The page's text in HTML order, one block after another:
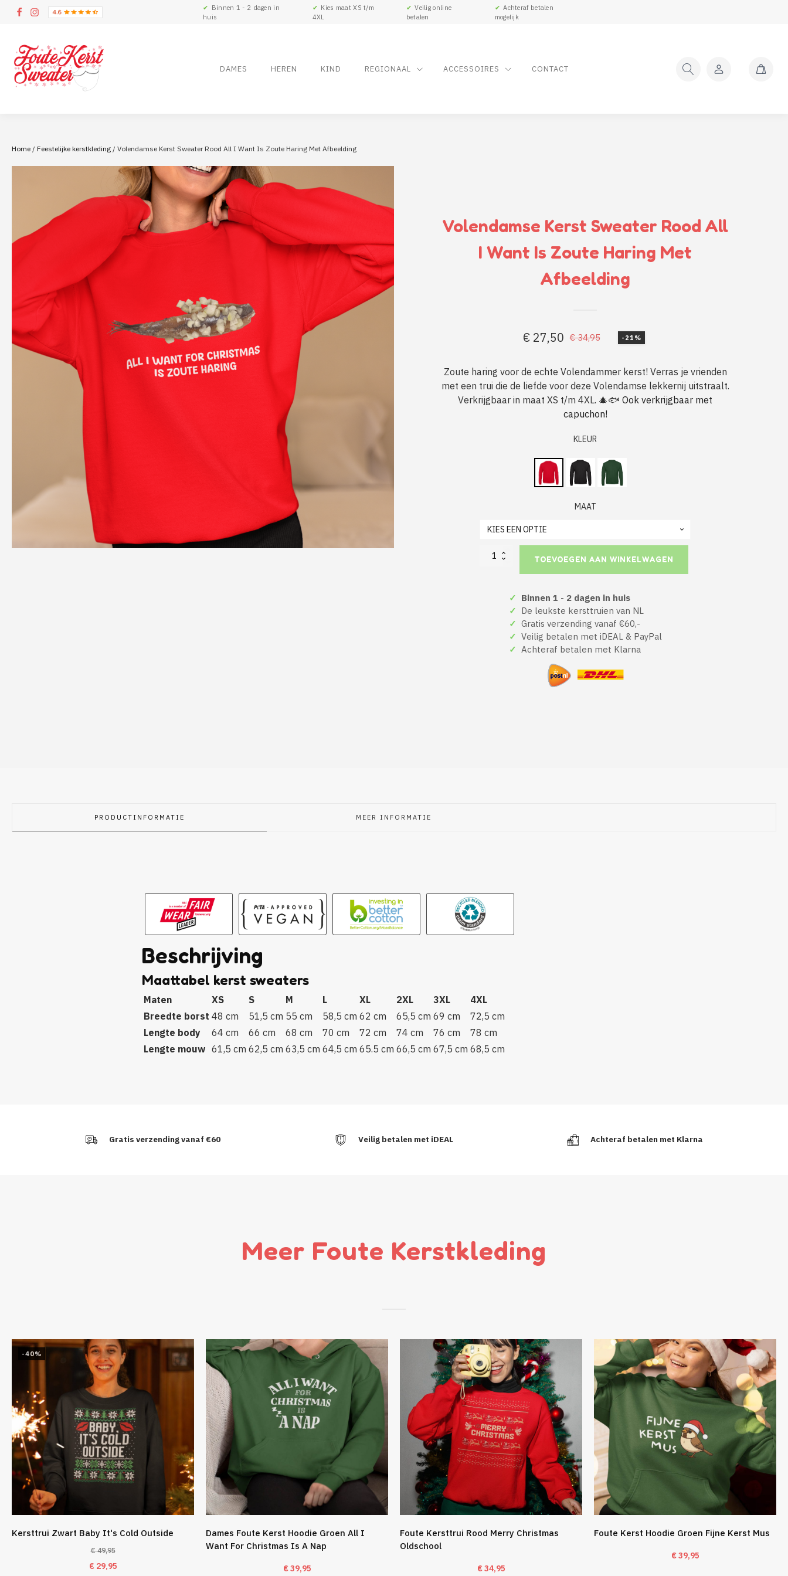
✔
Binnen 1 - 2 dagen in
huis
✔
Kies maat XS t/m
4XL
✔ Veilig online
betalen
✔ Achteraf betalen
mogelijk
DAMES HEREN KIND REGIONAAL ACCESSOIRES CONTACT
Home / Feestelijke kerstkleding / Volendamse Kerst Sweater Rood All I Want Is Zoute Haring Met Afbeelding
Volendamse Kerst Sweater Rood All
I Want Is Zoute Haring Met
Afbeelding
€34,95
Oorspronkelijke
was:
€ 34,95.
€27,50
Huidige
is:
€ 27,50.
-21%
Zoute haring voor de echte Volendammer kerst! Verras je vrienden
met een trui die de liefde voor deze Volendamse lekkernij uitstraalt.
Verkrijgbaar in maat XS t/m 4XL. 🎄🐟 Ook verkrijgbaar met
capuchon!
KLEUR
MAAT
Volendamse
TOEVOEGEN AAN WINKELWAGEN
✓ Binnen 1 - 2 dagen in huis
✓ De leukste kersttruien van NL
✓ Gratis verzending vanaf €60,-
✓ Veilig betalen met iDEAL & PayPal
✓ Achteraf betalen met Klarna
PRODUCTINFORMATIE MEER INFORMATIE
Beschrijving
Maattabel kerst sweaters
Maten XS S M L XL 2XL 3XL
4XL
Breedte borst 48 cm 51,5 cm 55 cm 58,5 cm 62 cm 65,5 cm 69 cm
72,5 cm
Lengte body
64 cm 66 cm 68 cm 70 cm 72 cm 74 cm 76 cm
78 cm
Lengte mouw 61,5 cm 62,5 cm 63,5 cm 64,5 cm 65.5 cm 66,5 cm 67,5 cm 68,5 cm
Gratis verzending vanaf €60 Veilig betalen met iDEAL Achteraf betalen met Klarna
Meer Foute Kerstkleding
-40%
Kersttrui Zwart Baby It's Cold Outside
€49,95
Oorspronkelijke
€29,95Huidige
Dames Foute Kerst Hoodie Groen All I
Want For Christmas Is A Nap
€39,95
Foute Kersttrui Rood Merry Christmas
Oldschool
€34,95
Foute Kerst Hoodie Groen Fijne Kerst Mus
€39,95